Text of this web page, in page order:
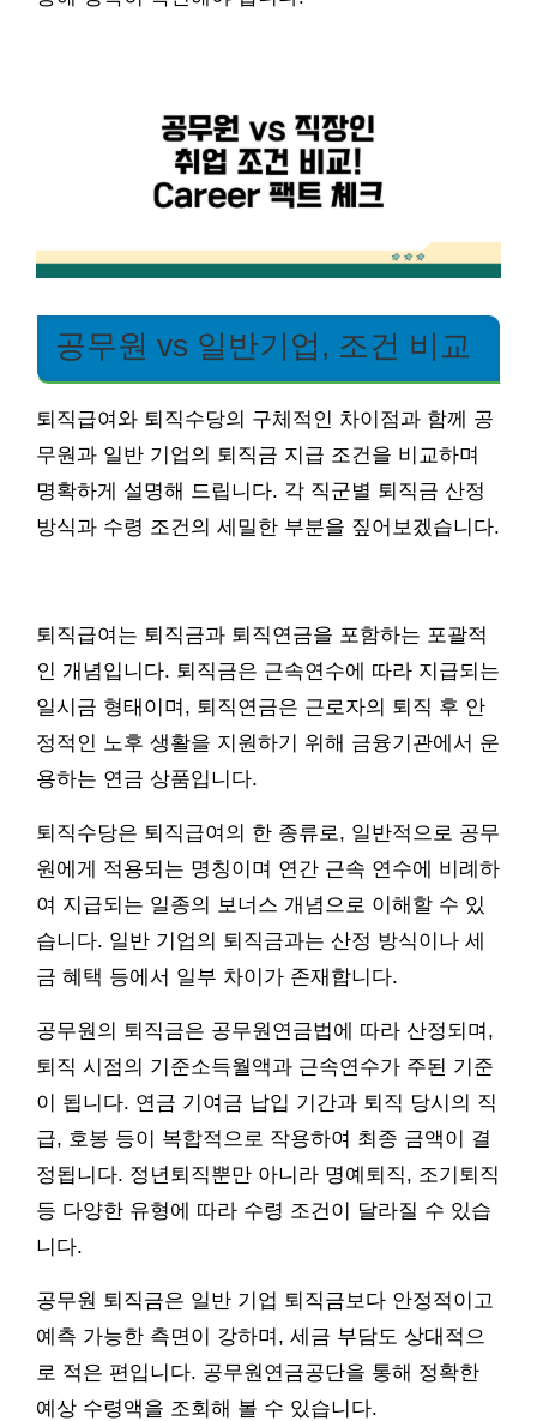
공무원 vs 일반기업, 조건 비교
퇴직급여와 퇴직수당의 구체적인 차이점과 함께 공
무원과 일반 기업의 퇴직금 지급 조건을 비교하며
명확하게 설명해 드립니다. 각 직군별 퇴직금 산정
방식과 수령 조건의 세밀한 부분을 짚어보겠습니다.
퇴직급여는 퇴직금과 퇴직연금을 포함하는 포괄적
인 개념입니다. 퇴직금은 근속연수에 따라 지급되는
일시금 형태이며, 퇴직연금은 근로자의 퇴직 후 안
정적인 노후 생활을 지원하기 위해 금융기관에서 운
용하는 연금 상품입니다.
퇴직수당은 퇴직급여의 한 종류로, 일반적으로 공무
원에게 적용되는 명칭이며 연간 근속 연수에 비례하
여 지급되는 일종의 보너스 개념으로 이해할 수 있
습니다. 일반 기업의 퇴직금과는 산정 방식이나 세
금 혜택 등에서 일부 차이가 존재합니다.
공무원의 퇴직금은 공무원연금법에 따라 산정되며,
퇴직 시점의 기준소득월액과 근속연수가 주된 기준
이 됩니다. 연금 기여금 납입 기간과 퇴직 당시의 직
급, 호봉 등이 복합적으로 작용하여 최종 금액이 결
정됩니다. 정년퇴직뿐만 아니라 명예퇴직, 조기퇴직
등 다양한 유형에 따라 수령 조건이 달라질 수 있습
니다.
공무원 퇴직금은 일반 기업 퇴직금보다 안정적이고
예측 가능한 측면이 강하며, 세금 부담도 상대적으
로 적은 편입니다. 공무원연금공단을 통해 정확한
예상 수령액을 조회해 볼 수 있습니다.